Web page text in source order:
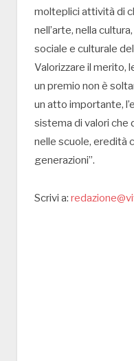
molteplici attività di
nell’arte, nella
sociale e culturale
Valorizzare il merito,
un premio non è
un atto importante,
sistema di valori che
nelle scuole, eredità
generazioni”.
Scrivi a: